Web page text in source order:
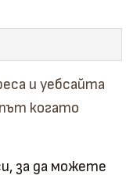
и уебсайта
когато
за да можете